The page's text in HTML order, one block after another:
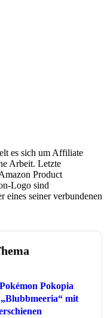
es sich um Affiliate
Arbeit. Letzte
Product
Logo sind
eines seiner verbundenen
Pokopia
mit